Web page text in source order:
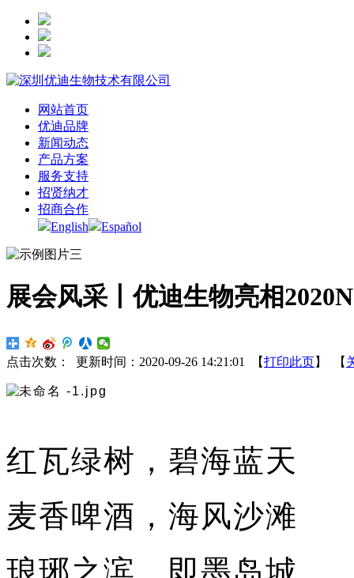
网站首页
优迪品牌
新闻动态
产品方案
服务支持
招贤纳才
招商合作
English
Español
展会风采丨优迪生物亮相
点击次数： 更新时间：2020-09-26 14:21:01 【打印此页】 【
红瓦绿树，碧海蓝天
麦香啤酒，海风沙滩
琅琊之滨，即墨岛城